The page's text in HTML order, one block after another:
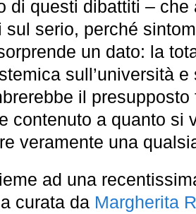
di questi dibattiti –
sul serio, perché
un dato: la
sull’università
il
contenuto a quanto si
veramente una
ad una
curata da Margherita